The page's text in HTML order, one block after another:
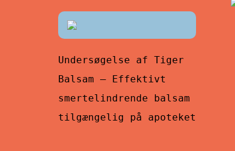
Undersøgelse af Tiger
Balsam – Effektivt
smertelindrende balsam
tilgængelig på apoteket